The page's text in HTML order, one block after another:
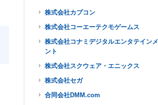
株式会社カプコン
株式会社コーエーテクモゲームス
株式会社コナミデジタルエンタテインメ
ント
株式会社スクウェア・エニックス
株式会社セガ
合同会社DMM.com